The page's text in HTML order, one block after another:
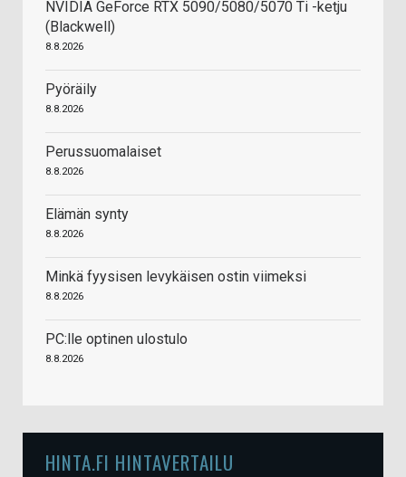
NVIDIA GeForce RTX 5090/5080/5070 Ti -ketju
(Blackwell)
8.8.2026
Pyöräily
8.8.2026
Perussuomalaiset
8.8.2026
Elämän synty
8.8.2026
Minkä fyysisen levykäisen ostin viimeksi
8.8.2026
PC:lle optinen ulostulo
8.8.2026
HINTA.FI HINTAVERTAILU